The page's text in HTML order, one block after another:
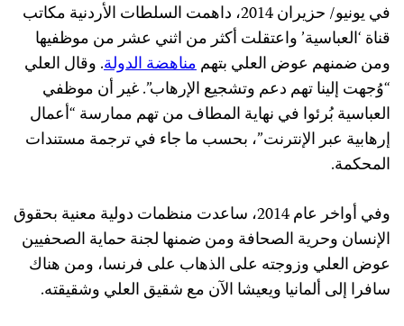
في يونيو/ حزيران 2014، داهمت السلطات الأردنية مكاتب
قناة ‘العباسية’ واعتقلت أكثر من اثني عشر من موظفيها
ومن ضمنهم عوض العلي بتهممناهضة الدولة. وقال العلي
“وُجهت إلينا تهم دعم وتشجيع الإرهاب”. غير أن موظفي
العباسية بُرئوا في نهاية المطاف من تهم ممارسة “أعمال
إرهابية عبر الإنترنت”، بحسب ما جاء في ترجمة مستندات
المحكمة.
وفي أواخر عام 2014، ساعدت منظمات دولية معنية بحقوق
الإنسان وحرية الصحافة ومن ضمنها لجنة حماية الصحفيين
عوض العلي وزوجته على الذهاب على فرنسا، ومن هناك
سافرا إلى ألمانيا ويعيشا الآن مع شقيق العلي وشقيقته.